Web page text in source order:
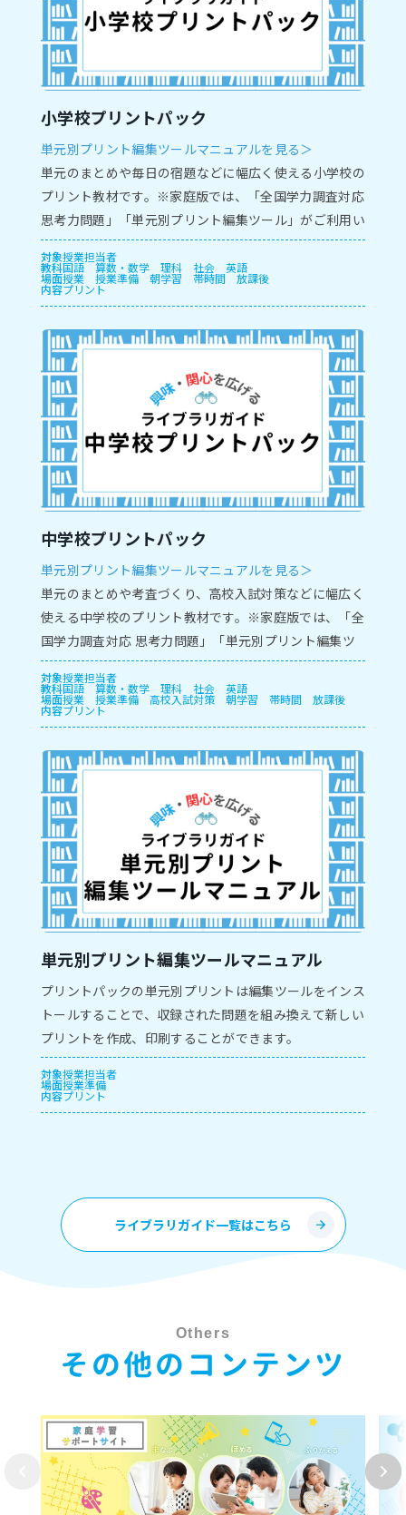
小学校プリントパック
単元別プリント編集ツールマニュアルを見る＞
単元のまとめや毎日の宿題などに幅広く使える小学校の
プリント教材です。※家庭版では、「全国学力調査対応
思考力問題」「単元別プリント編集ツール」がご利用い
ただけません。
対象授業担当者
教科国語 算数・数学 理科 社会 英語
場面授業 授業準備 朝学習 帯時間 放課後
内容プリント
中学校プリントパック
単元別プリント編集ツールマニュアルを見る＞
単元のまとめや考査づくり、高校入試対策などに幅広く
使える中学校のプリント教材です。※家庭版では、「全
国学力調査対応 思考力問題」「単元別プリント編集ツ
ール」がご利用いただけません。
対象授業担当者
教科国語 算数・数学 理科 社会 英語
場面授業 授業準備 高校入試対策 朝学習 帯時間 放課後
内容プリント
単元別プリント編集ツールマニュアル
プリントパックの単元別プリントは編集ツールをインス
トールすることで、収録された問題を組み換えて新しい
プリントを作成、印刷することができます。
対象授業担当者
場面授業準備
内容プリント
ライブラリガイド一覧はこちら
Others
その他のコンテンツ